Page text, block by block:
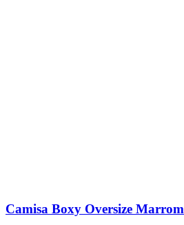
Camisa Boxy Oversize Marrom